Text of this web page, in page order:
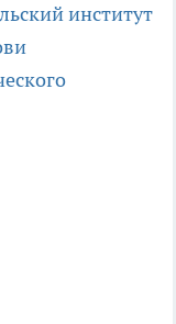
институт